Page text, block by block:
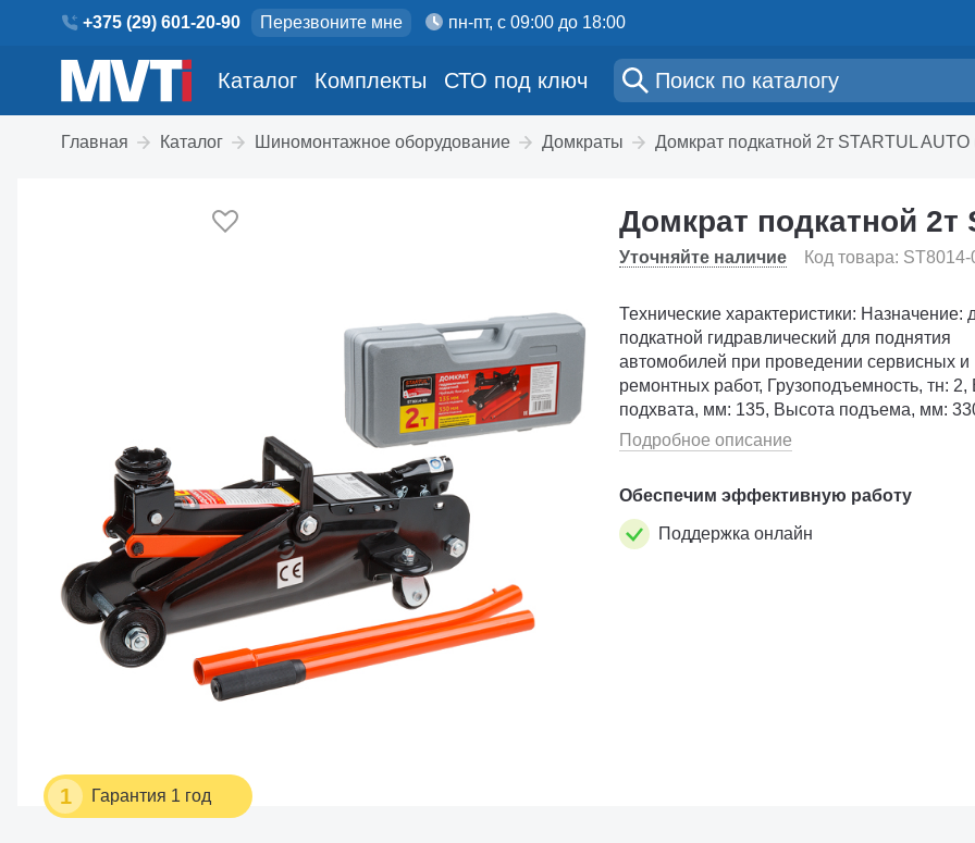
+375 (29) 601-20-90 Перезвоните мне пн-пт, с 09:00 до 18:00
Каталог Комплекты СТО под ключ
Главная Каталог Шиномонтажное оборудование Домкраты Домкрат подкатной 2т STARTUL
1 Гарантия 1 год
Домкрат подкатной 2т
Уточняйте наличие Код товара: ST8014-
Технические характеристики: Назначение:
подкатной гидравлический для поднятия
автомобилей при проведении сервисных и
ремонтных работ, Грузоподъемность, тн: 2,
подхвата, мм: 135, Высота подъема, мм:
Количество насосов (штоков): 1, Тип
пластиковый кей...
Подробное описание
Обеспечим эффективную работу
Поддержка онлайн